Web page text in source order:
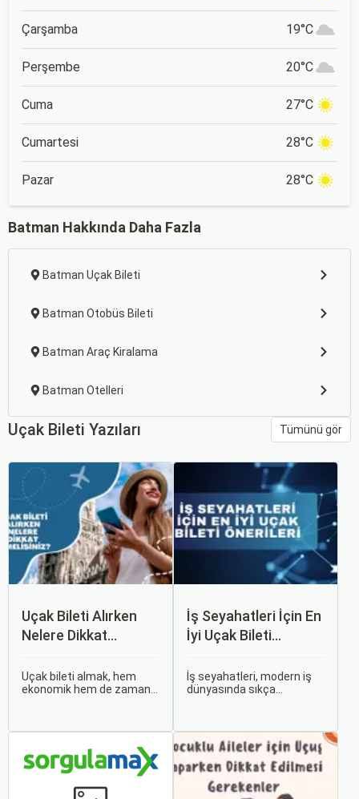
Çarşamba 19°C
Perşembe 20°C
Cuma 27°C
Cumartesi 28°C
Pazar 28°C
Batman Hakkında Daha Fazla
Batman Uçak Bileti
Batman Otobüs Bileti
Batman Araç Kiralama
Batman Otelleri
Uçak Bileti Yazıları Tümünü gör
Uçak Bileti Alırken
Nelere Dikkat
Uçak bileti almak, hem
ekonomik hem de zaman
makalede, uçak bileti
alırken dikkat etmeniz
gereken önemli noktaları
ele alacak ve Sorgulamax.
İş Seyahatleri İçin En
İyi Uçak Bileti
İş seyahatleri, modern iş
dünyasında sıkça
süreçlerdir. Özellikle uçak
bileti seçimi, seyahatinizin
başarısını doğrudan
etkileyen unsurlardan
biridir.